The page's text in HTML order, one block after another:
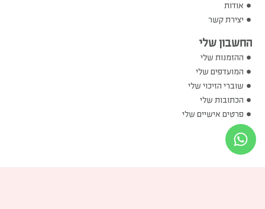
אודות
יצירת קשר
החשבון שלי
ההזמנות שלי
המועדפים שלי
שוברי הזיכוי שלי
הכתובות שלי
פרטים אישיים שלי